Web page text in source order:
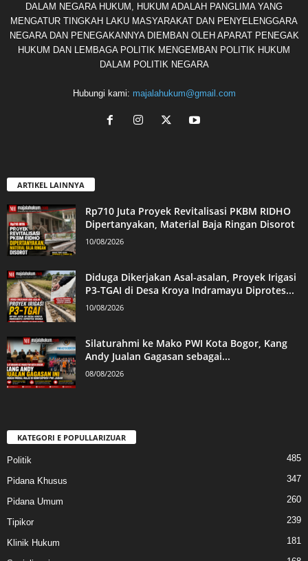
DALAM NEGARA HUKUM, HUKUM ADALAH PANGLIMA YANG
MENGATUR TINGKAH LAKU MASYARAKAT DAN PENYELENGGARA
NEGARA DAN PENEGAKANNYA DIEMBAN OLEH APARAT PENEGAK
HUKUM DAN LEMBAGA POLITIK MENGEMBAN POLITIK HUKUM
DALAM POLITIK NEGARA
Hubungi kami: majalahukum@gmail.com
ARTIKEL LAINNYA
Rp710 Juta Proyek Revitalisasi PKBM RIDHO
Dipertanyakan, Material Baja Ringan Disorot
10/08/2026
Diduga Dikerjakan Asal-asalan, Proyek Irigasi
P3-TGAI di Desa Kroya Indramayu Diprotes...
10/08/2026
Silaturahmi ke Mako PWI Kota Bogor, Kang
Andy Jualan Gagasan sebagai...
08/08/2026
KATEGORI E POPULLARIZUAR
Politik 485
Pidana Khusus 347
Pidana Umum 260
Tipikor 239
Klinik Hukum 181